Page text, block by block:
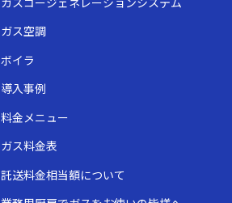
ガス空調
ボイラ
導入事例
料金メニュー
ガス料金表
託送料金相当額について